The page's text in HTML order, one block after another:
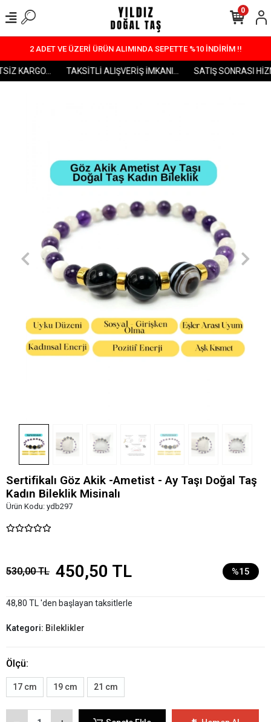
2 ADET VE ÜZERİ ÜRÜN ALIMINDA SEPETTE %10 İNDİRİM !!
KARGO... TAKSİTLİ ALIŞVERİŞ İMKANI... SATIŞ SONRASI
0
Sertifikalı Göz Akik -Ametist - Ay Taşı Doğal Taş
Kadın Bileklik Misinalı
Ürün Kodu: ydb297
530,00 TL 450,50 TL %15
48,80 TL 'den başlayan taksitlerle
Kategori: Bileklikler
Ölçü:
17 cm 19 cm 21 cm